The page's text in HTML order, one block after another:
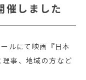
催しました
ルにて映画『日本
事、地域の方など